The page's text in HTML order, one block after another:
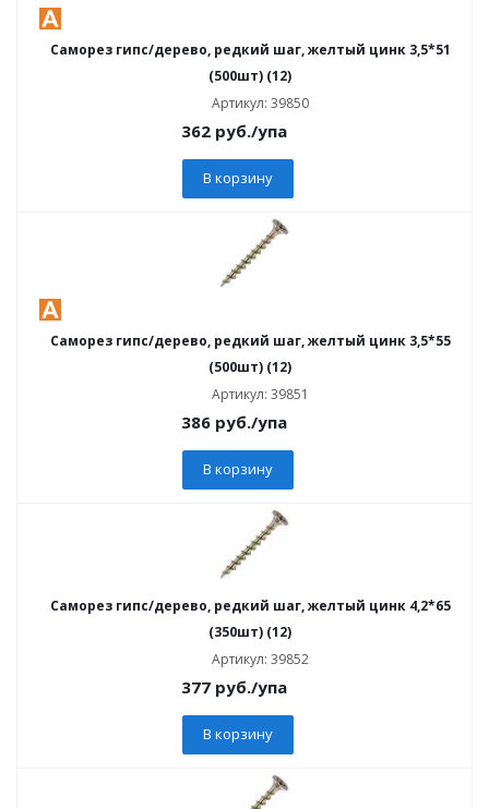
Саморез гипс/дерево, редкий шаг, желтый цинк 3,5*51
(500шт) (12)
Артикул: 39850
362руб./упа
В корзину
Саморез гипс/дерево, редкий шаг, желтый цинк 3,5*55
(500шт) (12)
Артикул: 39851
386руб./упа
В корзину
Саморез гипс/дерево, редкий шаг, желтый цинк 4,2*65
(350шт) (12)
Артикул: 39852
377руб./упа
В корзину